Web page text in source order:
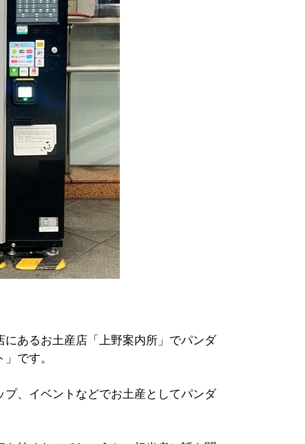
あるお土産店「上野案内所」でパンダ
です。
、イベントなどでお土産としてパンダ